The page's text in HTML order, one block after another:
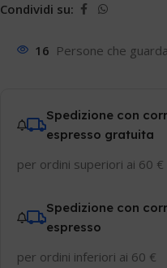
Condividi su:
16 Persone che
Spedizione con
espresso gratuita
per ordini superiori ai 60 €
Spedizione con
espresso
per ordini inferiori ai 60 €